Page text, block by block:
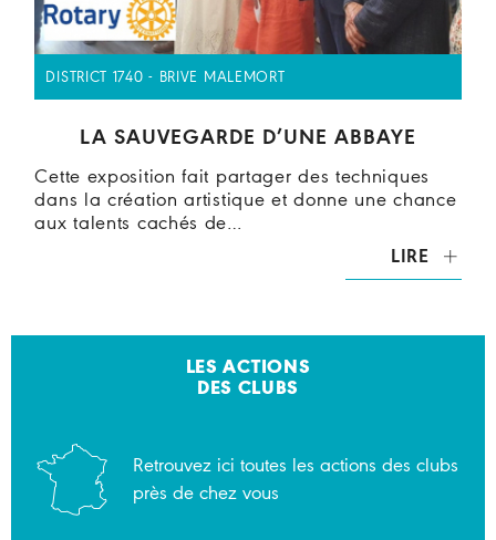
DISTRICT 1740 - BRIVE MALEMORT
LA SAUVEGARDE D’UNE ABBAYE
Cette exposition fait partager des techniques
dans la création artistique et donne une chance
aux talents cachés de…
LIRE
LES ACTIONS
DES CLUBS
Retrouvez ici toutes les actions des clubs
près de chez vous